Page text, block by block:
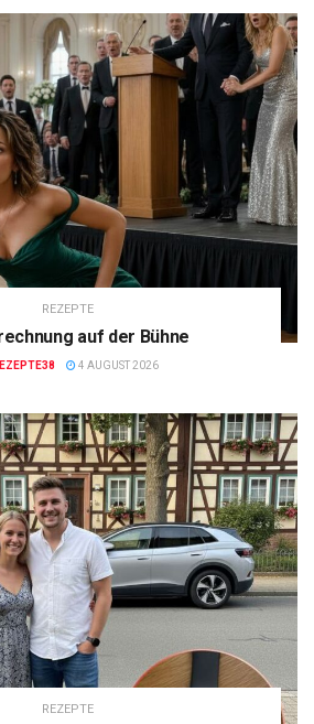
REZEPTE
auf der Bühne
4 AUGUST 2026
REZEPTE